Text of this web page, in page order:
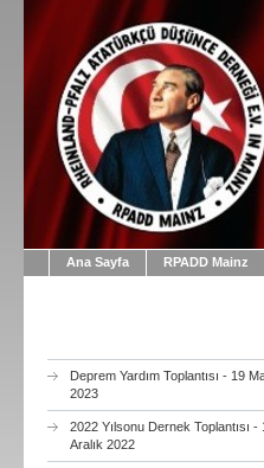
Ana Sayfa RPADD Mainz
Deprem Yardım Toplantısı - 19
2023
2022 Yılsonu Dernek Toplantısı -
Aralık 2022